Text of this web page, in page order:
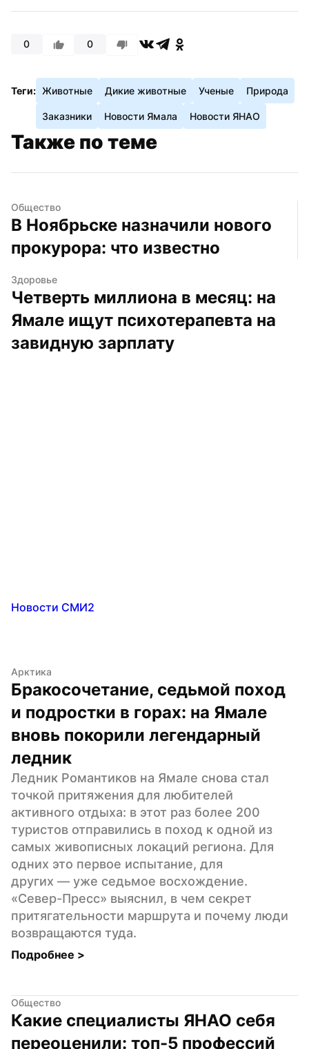
0 0
Теги: Животные Дикие животные Ученые Природа
Заказники Новости Ямала Новости ЯНАО
Также по теме
Общество
В Ноябрьске назначили нового
прокурора: что известно
Здоровье
Четверть миллиона в месяц: на
Ямале ищут психотерапевта на
завидную зарплату
Новости СМИ2
Арктика
Бракосочетание, седьмой поход
и подростки в горах: на Ямале
вновь покорили легендарный
ледник
Ледник Романтиков на Ямале снова стал
точкой притяжения для любителей
активного отдыха: в этот раз более 200
туристов отправились в поход к одной из
самых живописных локаций региона. Для
одних это первое испытание, для
других — уже седьмое восхождение.
«Север-Пресс» выяснил, в чем секрет
притягательности маршрута и почему люди
возвращаются туда.
Подробнее >
Общество
Какие специалисты ЯНАО себя
переоценили: топ-5 профессий